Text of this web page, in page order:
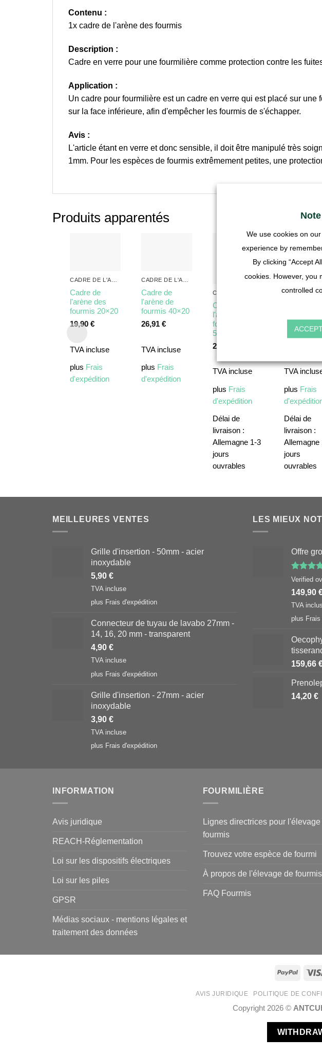
Contenu :
1x cadre de l'arène des fourmis
Description :
Cadre en verre pour une fourmilière comme protection contre les
Application :
Un cadre pour fourmilière est un cadre en verre qui est placé sur
sur la face inférieure, afin d'empêcher les fourmis de s'échapper.
Avis :
L'article étant en verre et donc sensible, il doit être manipulé très
1mm. Pour les espèces de fourmis extrêmement petites, une
Produits apparentés
Cadre de
l'arène des
fourmis 20×20
19,90€
TVA incluse
plus Frais
d'expédition
Cadre de
l'arène de
fourmis 40×20
26,91€
TVA incluse
plus Frais
d'expédition
Cadre pour
l'arène de la
fourmi 30×30 -
5cm
29,90
TVA incluse
plus Frais
d'expédition
Délai de
livraison :
Allemagne 1-3
jours
ouvrables
5cm
TVA
plus Frais
Délai de
livraison :
Allemagne
jours
ouvrables
MEILLEURES VENTES
Grille d'insertion - 50mm - acier
inoxydable
5,90 €
TVA incluse
plus Frais d'expédition
Connecteur de tuyau de lavabo 27mm -
14, 16, 20 mm - transparent
4,90 €
TVA incluse
plus Frais d'expédition
Grille d'insertion - 27mm - acier
inoxydable
3,90 €
TVA incluse
plus Frais d'expédition
LES MIEUX
Offre
Note
Verified
149,90
TVA
plus
159,66
14,20 €
INFORMATION
Avis juridique
REACH-Réglementation
Loi sur les dispositifs électriques
Loi sur les piles
GPSR
Médias sociaux - mentions légales et
traitement des données
FOURMILIÈRE
Lignes directrices pour l'élevage
fourmis
Trouvez votre espèce de fourmi
À propos de l'élevage de fourmis
FAQ Fourmis
PayPal
AVIS JURIDIQUE POLITIQUE DE
Copyright 2026 ©
We use cookies on
experience by
By clicking “Accept
cookies. However, you
controlled